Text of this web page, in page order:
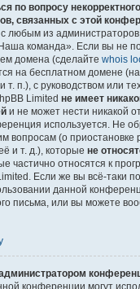
по вопросу
связанных с этой
любым из
команда». Если вы не
домена (сделайте whois
на бесплатном домене
т. п.), с руководством или
Limited не имеет
и не может нести никакой
используется. Не
вопросам (о
и т. д.), которые не
частично относятся к
Если же вы всё-таки
данной
письма, или вы можете
конференции могут